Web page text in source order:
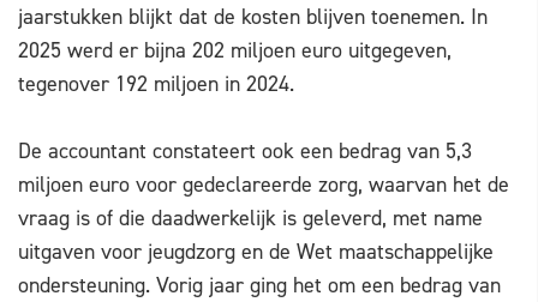
jaarstukken blijkt dat de kosten blijven toenemen. In
2025 werd er bijna 202 miljoen euro uitgegeven,
tegenover 192 miljoen in 2024.
De accountant constateert ook een bedrag van 5,3
miljoen euro voor gedeclareerde zorg, waarvan het de
vraag is of die daadwerkelijk is geleverd, met name
uitgaven voor jeugdzorg en de Wet maatschappelijke
ondersteuning. Vorig jaar ging het om een bedrag van